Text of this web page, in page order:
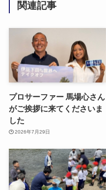
関連記事
プロサーファー 馬場心さん
がご挨拶に来てくださいま
した
2026年7月29日